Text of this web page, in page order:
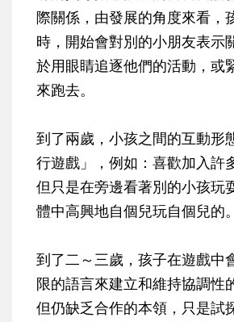
際關係，由發展的角度來看，
時，開始會對別的小朋友表示
於用眼睛追逐他們的活動，或
來跑去。
到了兩歲，小孩之間的互動形
行遊戲」，例如：喜歡加入許
但只是在旁邊看著別的小孩玩
體中高興地自個兒玩自個兒的。
到了二～三歲，孩子在遊戲中
限的語言來建立和維持協調性
但仍缺乏合作的本領，只是試